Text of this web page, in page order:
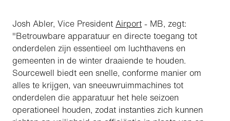
Josh Abler, Vice President Airport - MB, zegt:
"Betrouwbare apparatuur en directe toegang tot
onderdelen zijn essentieel om luchthavens en
gemeenten in de winter draaiende te houden.
Sourcewell biedt een snelle, conforme manier om
alles te krijgen, van sneeuwruimmachines tot
onderdelen die apparatuur het hele seizoen
operationeel houden, zodat instanties zich kunnen